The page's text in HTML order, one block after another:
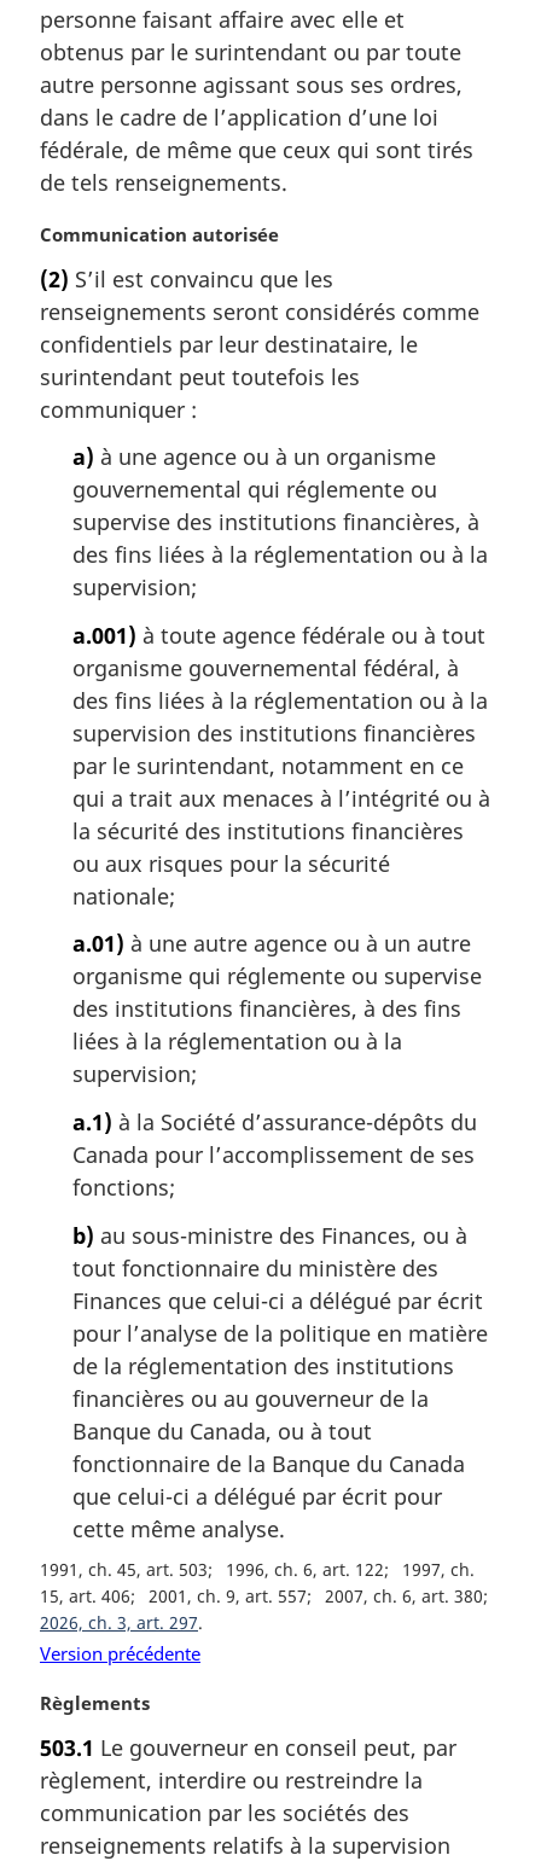
i
n
a
e
:
personne faisant affaire avec elle et
obtenus par le surintendant ou par toute
autre personne agissant sous ses ordres,
dans le cadre de l’application d’une loi
fédérale, de même que ceux qui sont tirés
de tels renseignements.
N
t
e
m
a
g
Communication autorisée
(2) S’il est convaincu que les
renseignements seront considérés comme
confidentiels par leur destinataire, le
surintendant peut toutefois les
communiquer :
a) à une agence ou à un organisme
gouvernemental qui réglemente ou
supervise des institutions financières, à
des fins liées à la réglementation ou à la
supervision;
a.001) à toute agence fédérale ou à tout
organisme gouvernemental fédéral, à
des fins liées à la réglementation ou à la
supervision des institutions financières
par le surintendant, notamment en ce
qui a trait aux menaces à l’intégrité ou à
la sécurité des institutions financières
ou aux risques pour la sécurité
nationale;
a.01) à une autre agence ou à un autre
organisme qui réglemente ou supervise
des institutions financières, à des fins
liées à la réglementation ou à la
supervision;
a.1) à la Société d’assurance-dépôts du
Canada pour l’accomplissement de ses
fonctions;
b) au sous-ministre des Finances, ou à
tout fonctionnaire du ministère des
Finances que celui-ci a délégué par écrit
pour l’analyse de la politique en matière
de la réglementation des institutions
financières ou au gouverneur de la
Banque du Canada, ou à tout
fonctionnaire de la Banque du Canada
que celui-ci a délégué par écrit pour
cette même analyse.
1991, ch. 45, art. 503 1996, ch. 6, art. 122
1997, ch.
15, art. 406
2001, ch. 9, art. 557
2007, ch. 6, art. 380
2026, ch. 3, art. 297
Version précédente
N
t
e
m
a
Règlements
503.1 Le gouverneur en conseil peut, par
règlement, interdire ou restreindre la
communication par les sociétés des
renseignements relatifs à la supervision